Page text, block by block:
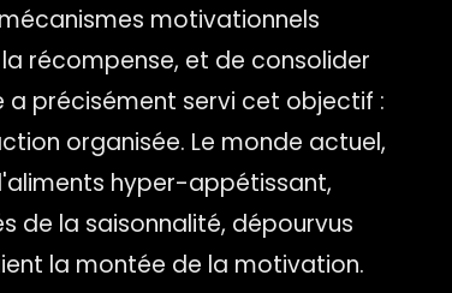
motivationnels
récompense, et de consolider
précisément servi cet objectif :
organisée. Le monde actuel,
hyper-appétissant,
de la saisonnalité, dépourvus
la montée de la motivation.